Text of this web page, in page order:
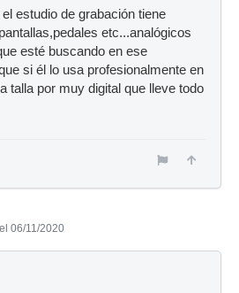
estudio de grabación tiene
etc...analógicos
esté buscando en ese
si él lo usa profesionalmente en
talla por muy digital que lleve todo
el 06/11/2020